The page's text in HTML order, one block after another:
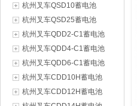
杭州叉车QSD10蓄电池
杭州叉车QSD25蓄电池
杭州叉车QDD2-C1蓄电池
杭州叉车QDD4-C1蓄电池
杭州叉车QDD6-C1蓄电池
杭州叉车CDD10H蓄电池
杭州叉车CDD12H蓄电池